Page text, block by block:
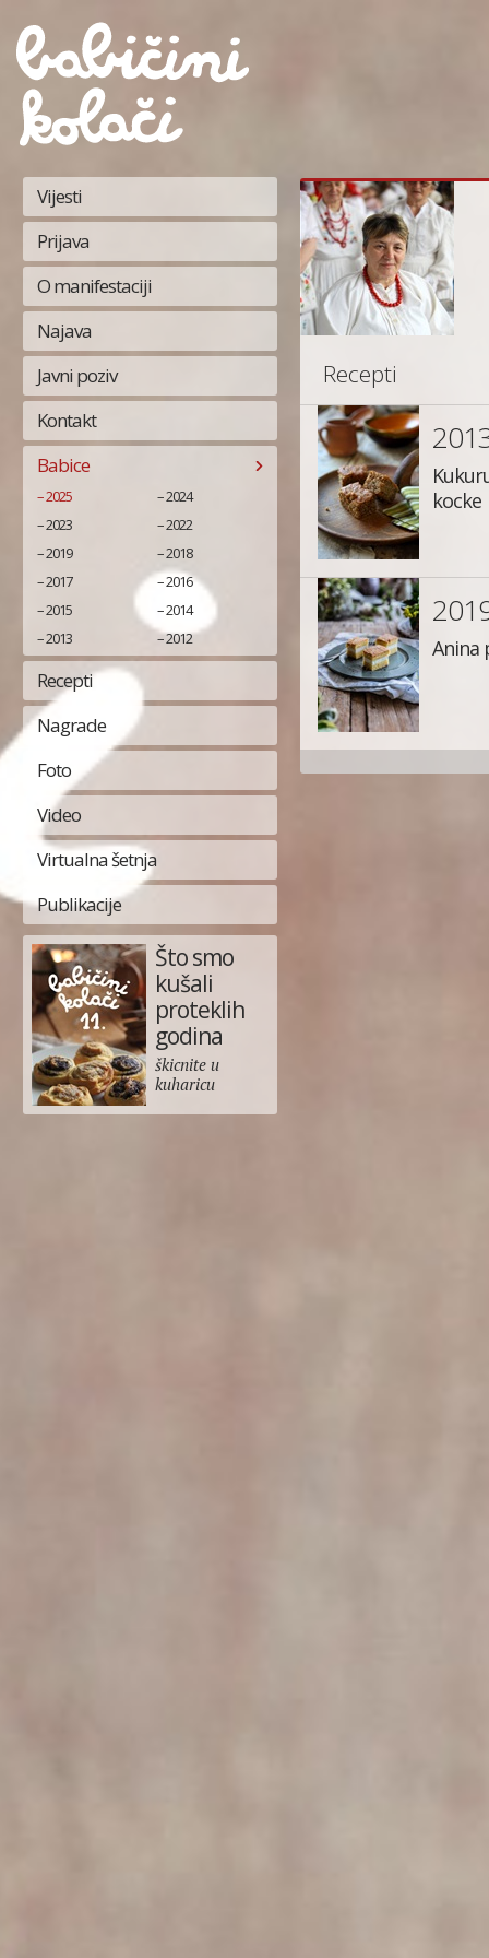
Vijesti
Prijava
O manifestaciji
Najava
Javni poziv
Kontakt
Babice
2025
2024
2023
2022
2019
2018
2017
2016
2015
2014
2013
2012
Recepti
Nagrade
Foto
Video
Virtualna šetnja
Publikacije
Što smo
kušali
proteklih
godina
škicnite u
kuharicu
Recepti
kocke
Anina